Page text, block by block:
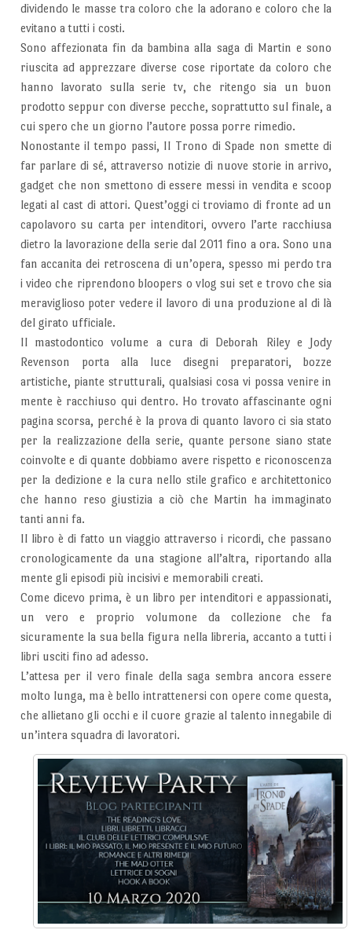
dividendo le masse tra coloro che la adorano e coloro che la
evitano a tutti i costi.
Sono affezionata fin da bambina alla saga di Martin e sono
riuscita ad apprezzare diverse cose riportate da coloro che
hanno lavorato sulla serie tv, che ritengo sia un buon
prodotto seppur con diverse pecche, soprattutto sul finale, a
cui spero che un giorno l’autore possa porre rimedio.
Nonostante il tempo passi, Il Trono di Spade non smette di
far parlare di sé, attraverso notizie di nuove storie in arrivo,
gadget che non smettono di essere messi in vendita e scoop
legati al cast di attori. Quest’oggi ci troviamo di fronte ad un
capolavoro su carta per intenditori, ovvero l’arte racchiusa
dietro la lavorazione della serie dal 2011 fino a ora. Sono una
fan accanita dei retroscena di un’opera, spesso mi perdo tra
i video che riprendono bloopers o vlog sui set e trovo che sia
meraviglioso poter vedere il lavoro di una produzione al di là
del girato ufficiale.
Il mastodontico volume a cura di Deborah Riley e Jody
Revenson porta alla luce disegni preparatori, bozze
artistiche, piante strutturali, qualsiasi cosa vi possa venire in
mente è racchiuso qui dentro. Ho trovato affascinante ogni
pagina scorsa, perché è la prova di quanto lavoro ci sia stato
per la realizzazione della serie, quante persone siano state
coinvolte e di quante dobbiamo avere rispetto e riconoscenza
per la dedizione e la cura nello stile grafico e architettonico
che hanno reso giustizia a ciò che Martin ha immaginato
tanti anni fa.
Il libro è di fatto un viaggio attraverso i ricordi, che passano
cronologicamente da una stagione all’altra, riportando alla
mente gli episodi più incisivi e memorabili creati.
Come dicevo prima, è un libro per intenditori e appassionati,
un vero e proprio volumone da collezione che fa
sicuramente la sua bella figura nella libreria, accanto a tutti i
libri usciti fino ad adesso.
L’attesa per il vero finale della saga sembra ancora essere
molto lunga, ma è bello intrattenersi con opere come questa,
che allietano gli occhi e il cuore grazie al talento innegabile di
un’intera squadra di lavoratori.